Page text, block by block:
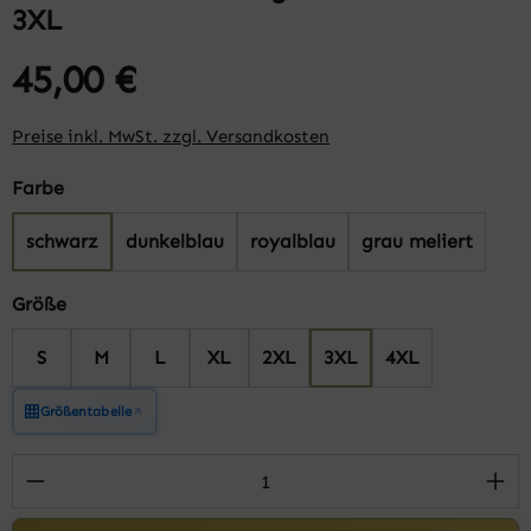
3XL
45,00 €
Preise inkl. MwSt. zzgl. Versandkosten
Farbeauswählen
schwarz dunkelblau royalblau grau meliert
Größeauswählen
S M L XL 2XL 3XL 4XL
Größentabelle
Produkt Anzahl: Gib den gewünschten